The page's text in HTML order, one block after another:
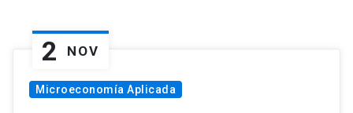
2 NOV
Microeconomía Aplicada